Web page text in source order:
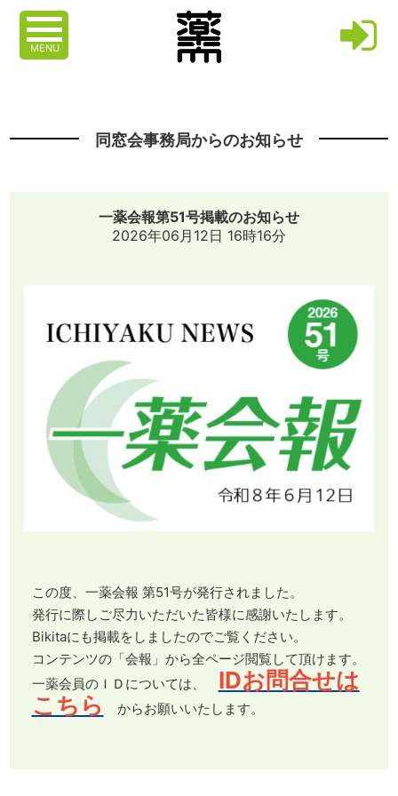
MENU
同窓会事務局からのお知らせ
一薬会報第51号掲載のお知らせ
2026年06月12日 16時16分
この度、一薬会報 第51号が発行されました。
発行に際しご尽力いただいた皆様に感謝いたします。
Bikitaにも掲載をしましたのでご覧ください。
コンテンツの「会報」から全ページ閲覧して頂けます。
一薬会員のＩＤについては、 IDお問合せは
こちら
からお願いいたします。